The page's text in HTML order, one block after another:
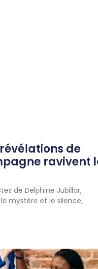
de
ravivent
de Delphine Jubillar,
mystère et le silence,